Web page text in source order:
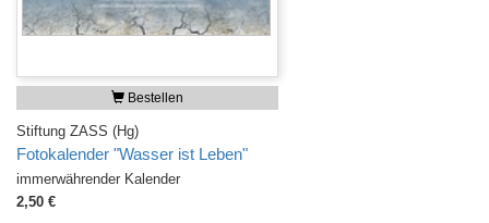
Bestellen
Stiftung ZASS (Hg)
Fotokalender "Wasser ist Leben"
immerwährender Kalender
2,50 €